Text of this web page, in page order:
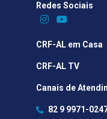
Redes Sociais​
CRF-AL em Casa
CRF-AL TV
Canais de
82 9 9971-